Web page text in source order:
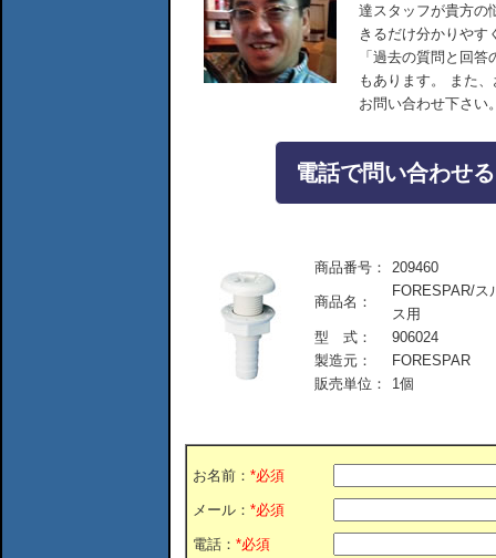
達スタッフが貴方の
きるだけ分かりやす
「過去の質問と回
もあります。 また
お問い合わせ下さい
電話で問い合わせ
商品番号： 209460
商品名：
FORESPAR/ス
ス用
型 式：
906024
製造元：
FORESPAR
販売単位：
1個
お名前： *必須
メール： *必須
電話： *必須